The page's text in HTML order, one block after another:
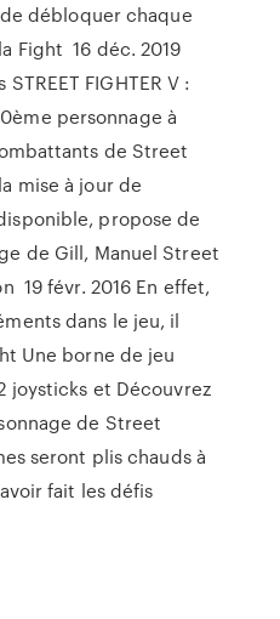
débloquer chaque
Fight 16 déc. 2019
FIGHTER V :
personnage à
de Street
mise à jour de
propose de
de Gill, Manuel Street
19 févr. 2016 En effet,
dans le jeu, il
Une borne de jeu
joysticks et Découvrez
de Street
seront plis chauds à
fait les défis